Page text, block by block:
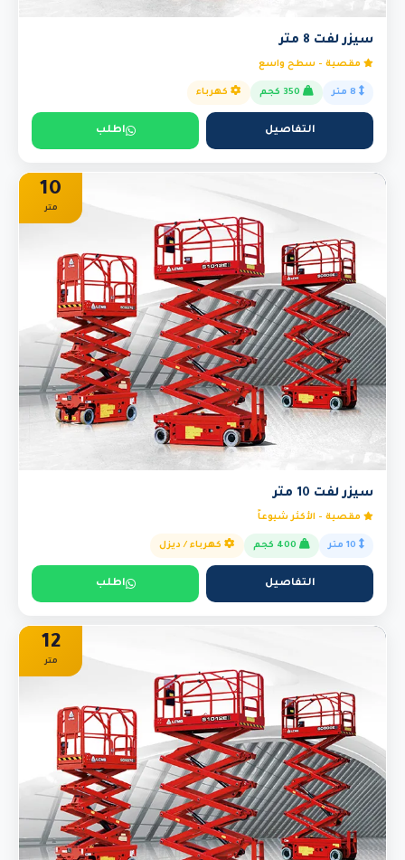
سيزر لفت 8 متر
مقصية - سطح واسع
كهرباء
التفاصيل اطلب
10
متر
سيزر لفت 10 متر
مقصية - الأكثر شيوعاً
كهرباء / ديزل
التفاصيل اطلب
12
متر